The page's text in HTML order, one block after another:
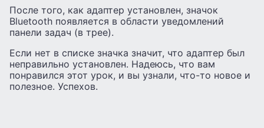
После того, как адаптер установлен, значок
Bluetooth появляется в области уведомлений
панели задач (в трее).
Если нет в списке значка значит, что адаптер был
неправильно установлен. Надеюсь, что вам
понравился этот урок, и вы узнали, что-то новое и
полезное. Успехов.